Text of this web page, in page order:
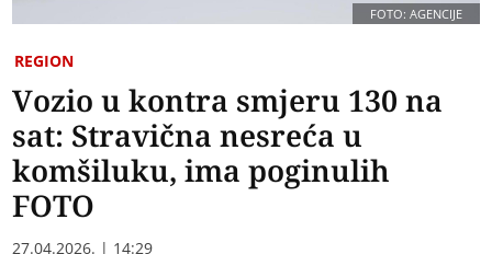
FOTO: AGENCIJE
REGION
Vozio u kontra smjeru 130 na
sat: Stravična nesreća u
komšiluku, ima poginulih
FOTO
27.04.2026. | 14:29